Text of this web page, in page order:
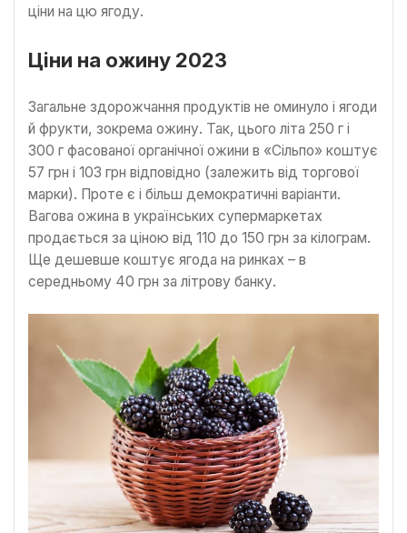
ціни на цю ягоду.
Ціни на ожину 2023
Загальне здорожчання продуктів не оминуло і ягоди
й фрукти, зокрема ожину. Так, цього літа 250 г і
300 г фасованої органічної ожини в «Сільпо» коштує
57 грн і 103 грн відповідно (залежить від торгової
марки). Проте є і більш демократичні варіанти.
Вагова ожина в українських супермаркетах
продається за ціною від 110 до 150 грн за кілограм.
Ще дешевше коштує ягода на ринках – в
середньому 40 грн за літрову банку.